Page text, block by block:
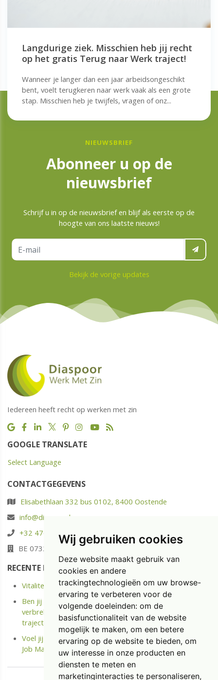
Wij gebruiken cookies
Deze website maakt gebruik van
cookies en andere
trackingtechnologieën om uw browse-
ervaring te verbeteren voor de
volgende doeleinden: om de
basisfunctionaliteit van de website
mogelijk te maken, om een betere
ervaring op de website te bieden, om
uw interesse in onze producten en
diensten te meten en
marketinginteracties te personaliseren,
Langdurige ziek. Misschien heb jij recht
op het gratis Terug naar Werk traject!
Wanneer je langer dan een jaar arbeidsongeschikt
bent, voelt terugkeren naar werk vaak als een grote
stap. Misschien heb je twijfels, vragen of onz...
NIEUWSBRIEF
Abonneer u op de
nieuwsbrief
Schrijf u in op de nieuwsbrief en blijf als eerste op de
hoogte van ons laatste nieuws!
Bekijk de vorige updates
Iedereen heeft recht op werken met zin
GOOGLE TRANSLATE
Select Language
CONTACTGEGEVENS
Elisabethlaan 332 bus 0102, 8400 Oostende
info@diaspoor.be
+32 476 88 05 37
BE 0732.580.523
RECENTE POSTS
Vitaliteit: energie opladen in plaats van enkel uitrusten
Ben jij langdurige ziek of Kreeg je onlangs een Medische
verbreking? Ontdek het kostenloze Terug naar Werk
traject.
Voel jij je niet meer gemotiveerd op jouw job? Doe de
Job Match Scan